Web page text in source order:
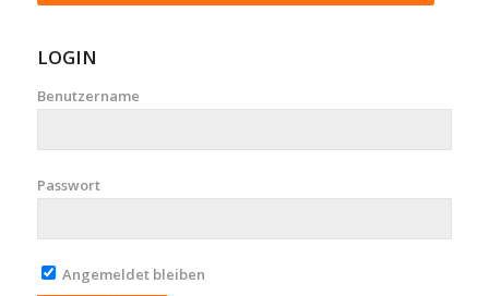
LOGIN
Benutzername
Passwort
Angemeldet bleiben